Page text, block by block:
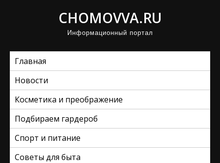
CHOMOVVA.RU
Информационный портал
Главная
Новости
Косметика и преображение
Подбираем гардероб
Спорт и питание
Советы для быта